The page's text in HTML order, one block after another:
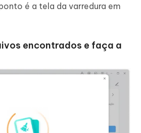
é a tela da varredura em
encontrados e faça a